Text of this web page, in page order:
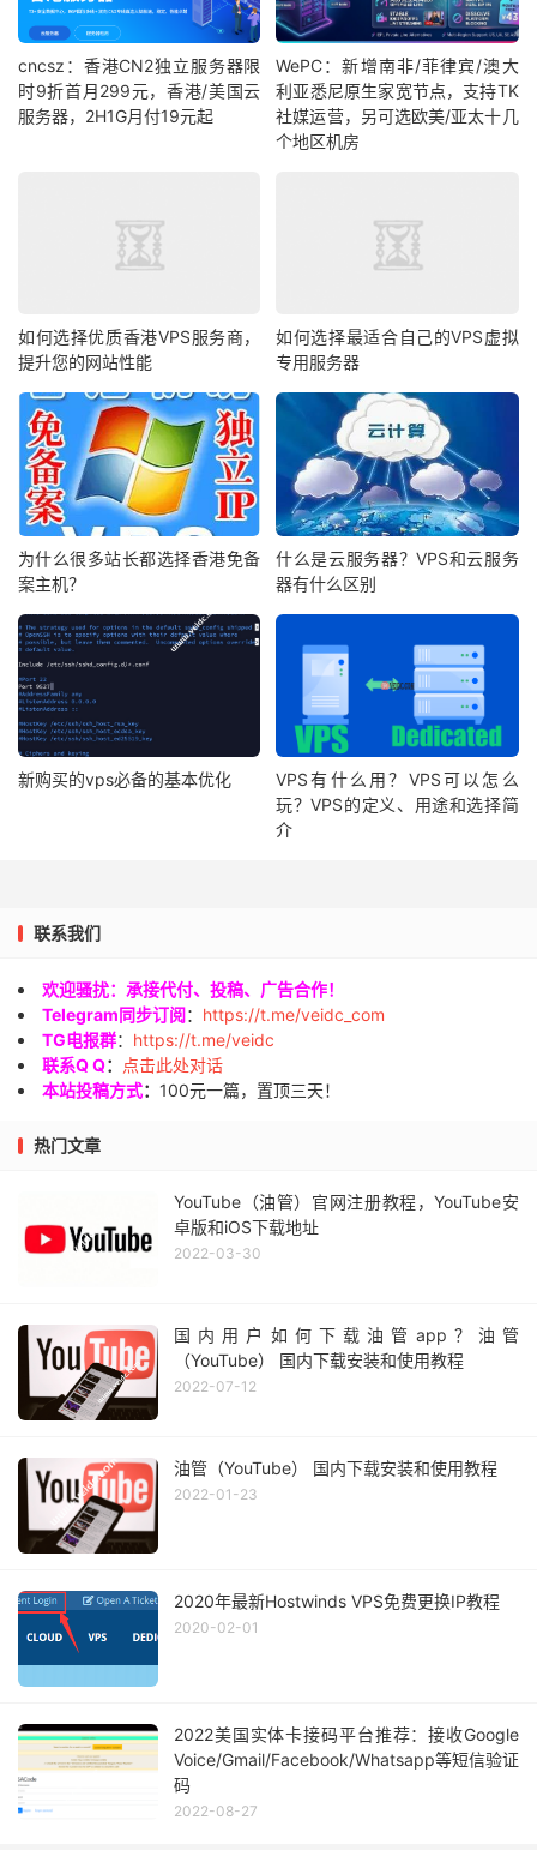
cncsz：香港CN2独立服务器限
时9折首月299元，香港/美国云
服务器，2H1G月付19元起
WePC：新增南非/菲律宾/澳大
利亚悉尼原生家宽节点，支持TK
社媒运营，另可选欧美/亚太十几
个地区机房
如何选择优质香港VPS服务商，
提升您的网站性能
如何选择最适合自己的VPS虚拟
专用服务器
为什么很多站长都选择香港免备
案主机？
什么是云服务器？VPS和云服务
器有什么区别
新购买的vps必备的基本优化
VPS有什么用？VPS可以怎么
玩？VPS的定义、用途和选择简
介
联系我们
欢迎骚扰：承接代付、投稿、广告合作！
Telegram同步订阅： https://t.me/veidc_com
TG电报群： https://t.me/veidc
联系Q Q：
点击此处对话
本站投稿方式： 100元一篇，置顶三天！
热门文章
YouTube（油管）官网注册教程，YouTube安
卓版和iOS下载地址
2022-03-30
国内用户如何下载油管app？油管
（YouTube） 国内下载安装和使用教程
2022-07-12
油管（YouTube） 国内下载安装和使用教程
2022-01-23
2020年最新Hostwinds VPS免费更换IP教程
2020-02-01
2022美国实体卡接码平台推荐：接收Google
Voice/Gmail/Facebook/Whatsapp等短信验证
码
2022-08-27